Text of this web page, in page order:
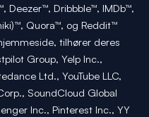
Deezer™, Dribbble™, IMDb™,
Quora™, og Reddit™
tilhører deres
Group, Yelp Inc.,
Ltd., YouTube LLC,
SoundCloud Global
Inc., Pinterest Inc., YY